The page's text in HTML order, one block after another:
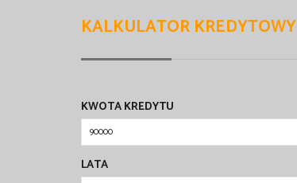
KALKULATOR KREDYTOWY
KWOTA KREDYTU
LATA